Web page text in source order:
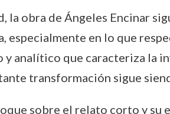
la obra de Ángeles Encinar
especialmente en lo que
analítico que caracteriza la
transformación sigue
sobre el relato corto y su